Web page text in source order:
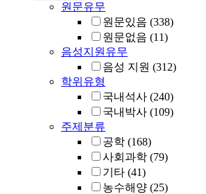
원문유무
원문있음 (338)
원문없음 (11)
음성지원유무
음성 지원 (312)
학위유형
국내석사 (240)
국내박사 (109)
주제분류
공학 (168)
사회과학 (79)
기타 (41)
농수해양 (25)